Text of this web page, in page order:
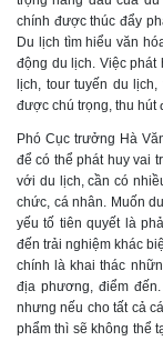
chính được thúc đẩy
Du lịch tìm hiểu văn
động du lịch. Việc phát
lịch, tour tuyến du
được chú trọng, thu
Phó Cục trưởng Hà
để có thể phát huy vai
với du lịch, cần có
chức, cá nhân. Muốn
yếu tố tiên quyết là
đến trải nghiệm khác
chính là khai thác
địa phương, điểm
nhưng nếu cho tất cả
phẩm thì sẽ không thể